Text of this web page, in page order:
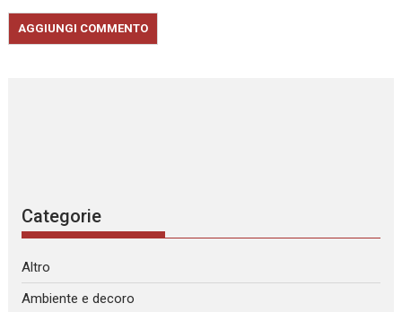
Categorie
Altro
Ambiente e decoro